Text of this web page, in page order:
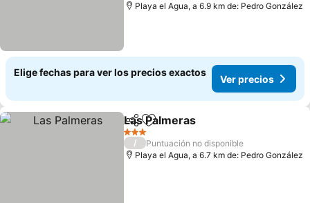
Playa el Agua, a 6.9 km de: Pedro González
Elige fechas para ver los precios exactos
Ver precios
CompartirAgregar a favoritos
Las Palmeras
3 Estrellas
/
Puntuación no disponible
Playa el Agua, a 6.7 km de: Pedro González